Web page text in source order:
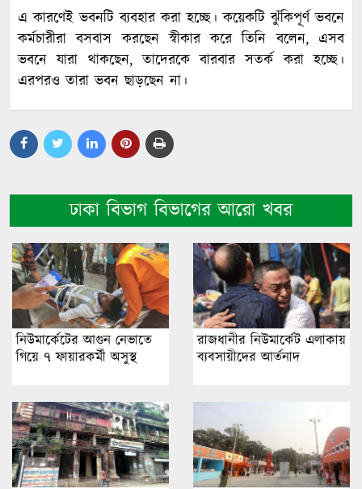
এ কারণেই ভবনটি ব্যবহার করা হচ্ছে। কয়েকটি ঝুঁকিপূর্ণ ভবনে
কর্মচারীরা বসবাস করছেন স্বীকার করে তিনি বলেন, এসব
ভবনে যারা থাকছেন, তাদেরকে বারবার সতর্ক করা হচ্ছে।
এরপরও তারা ভবন ছাড়ছেন না।
ঢাকা বিভাগ বিভাগের আরো খবর
নিউমার্কেটের আগুন নেভাতে
গিয়ে ৭ ফায়ারকর্মী অসুস্থ
রাজধানীর নিউমার্কেট এলাকায়
ব্যবসায়ীদের আর্তনাদ